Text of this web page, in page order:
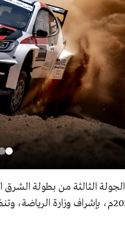
القعدة 1446هـ/1- 3 مايو 2025م،